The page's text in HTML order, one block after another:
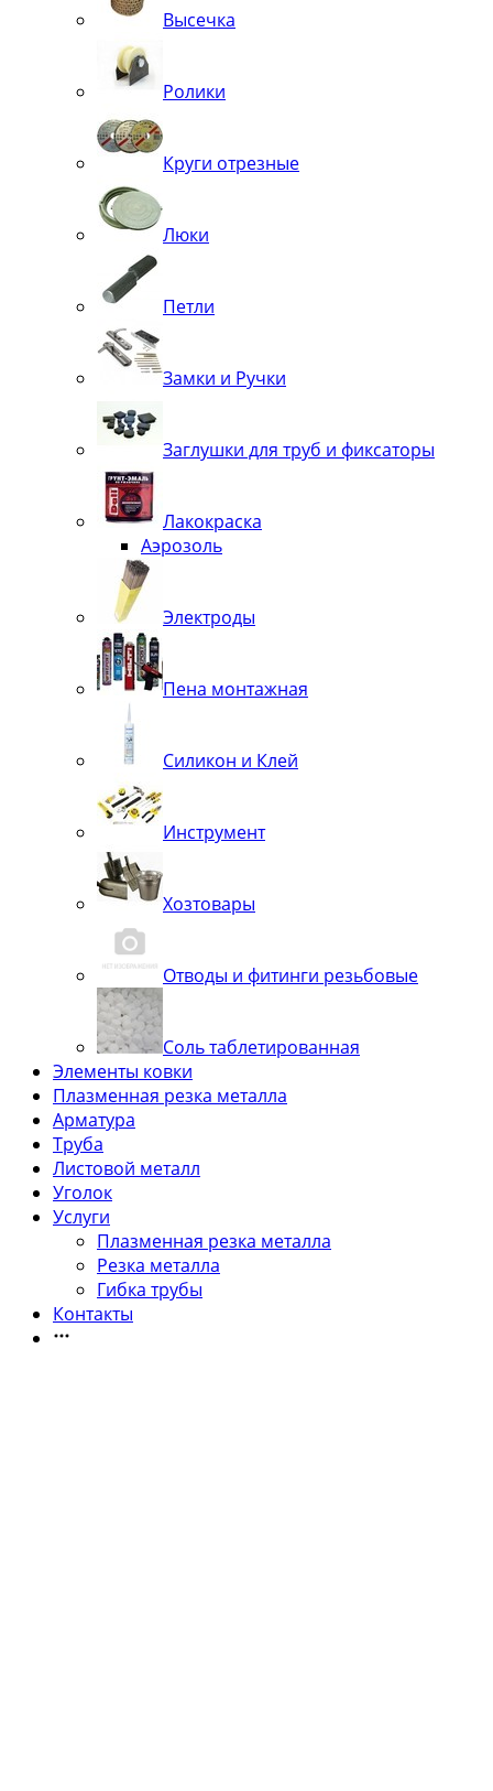
Высечка
Ролики
Круги отрезные
Люки
Петли
Замки и Ручки
Заглушки для труб и фиксаторы
Лакокраска
Аэрозоль
Электроды
Пена монтажная
Силикон и Клей
Инструмент
Хозтовары
Отводы и фитинги резьбовые
Соль таблетированная
Элементы ковки
Плазменная резка металла
Арматура
Труба
Листовой металл
Уголок
Услуги
Плазменная резка металла
Резка металла
Гибка трубы
Контакты